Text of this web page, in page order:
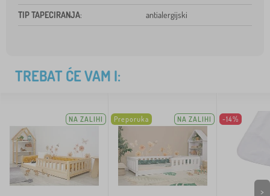
TIP TAPECIRANJA: antialergijski
TREBAT ĆE VAM I:
NA ZALIHI Preporuka NA ZALIHI -14%
>